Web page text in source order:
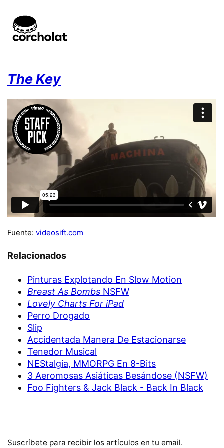
The Key
Fuente: videosift.com
Relacionados
Pinturas Explotando En Slow Motion
Breast As Bombs NSFW
Lovely Charts For iPad
Perro Drogado
Slip
Accidentada Manera De Estacionarse
Tenedor Musical
NEStalgia, MMORPG En 8-Bits
3 Aeromosas Asiáticas Besándose (NSFW)
Foo Fighters & Jack Black - Back In Black
Suscríbete para recibir los artículos en tu email.